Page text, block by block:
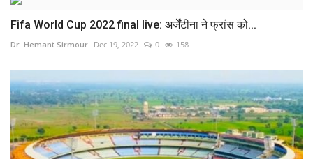
Fifa World Cup 2022 final live: अर्जेंटीना ने फ्रांस को...
Dr. Hemant Sirmour Dec 19, 2022 0 158